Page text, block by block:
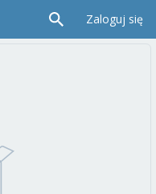
Zaloguj się